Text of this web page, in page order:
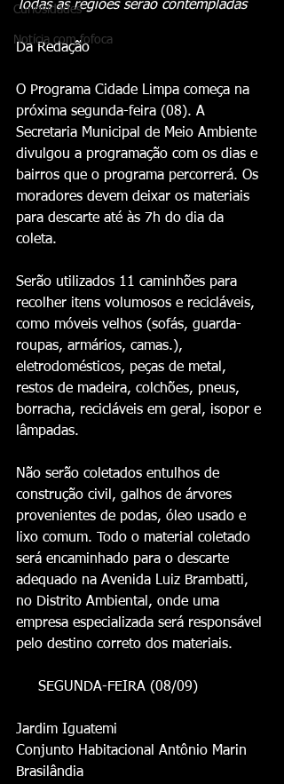
Curiosidades
Notícia com fofoca
Todas as regiões serão contempladas
Da Redação
O Programa Cidade Limpa começa na
próxima segunda-feira (08). A
Secretaria Municipal de Meio Ambiente
divulgou a programação com os dias e
bairros que o programa percorrerá. Os
moradores devem deixar os materiais
para descarte até às 7h do dia da
coleta.
Serão utilizados 11 caminhões para
recolher itens volumosos e recicláveis,
como móveis velhos (sofás, guarda-
roupas, armários, camas.),
eletrodomésticos, peças de metal,
restos de madeira, colchões, pneus,
borracha, recicláveis em geral, isopor e
lâmpadas.
Não serão coletados entulhos de
construção civil, galhos de árvores
provenientes de podas, óleo usado e
lixo comum. Todo o material coletado
será encaminhado para o descarte
adequado na Avenida Luiz Brambatti,
no Distrito Ambiental, onde uma
empresa especializada será responsável
pelo destino correto dos materiais.
     SEGUNDA-FEIRA (08/09)
Jardim Iguatemi
Conjunto Habitacional Antônio Marin
Brasilândia